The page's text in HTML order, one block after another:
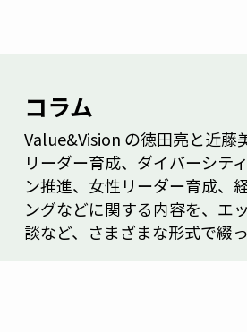
コラム
Value&Vision の徳田亮と近藤
リーダー育成、ダイバーシテ
ン推進、女性リーダー育成、
ングなどに関する内容を、エ
談など、さまざまな形式で綴っ